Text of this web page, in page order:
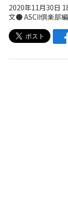
2020年11月30日
文● ASCII倶楽部